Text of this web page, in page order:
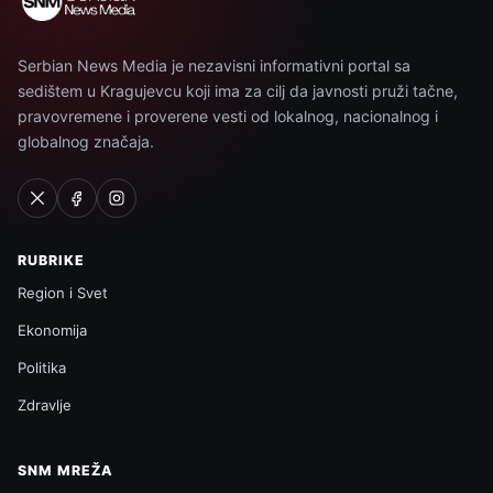
Serbian News Media je nezavisni informativni portal sa
sedištem u Kragujevcu koji ima za cilj da javnosti pruži tačne,
pravovremene i proverene vesti od lokalnog, nacionalnog i
globalnog značaja.
RUBRIKE
Region i Svet
Ekonomija
Politika
Zdravlje
SNM MREŽA